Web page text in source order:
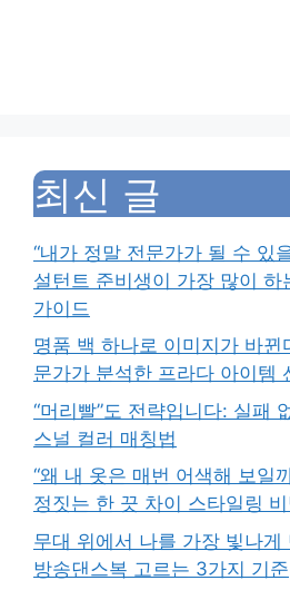
최신 글
“내가 정말 전문가가 될 수 있
설턴트 준비생이 가장 많이 하
가이드
명품 백 하나로 이미지가 바뀐
문가가 분석한 프라다 아이템
“머리빨”도 전략입니다: 실패
스널 컬러 매칭법
“왜 내 옷은 매번 어색해 보일
정짓는 한 끗 차이 스타일링 비
무대 위에서 나를 가장 빛나
방송댄스복 고르는 3가지 기준